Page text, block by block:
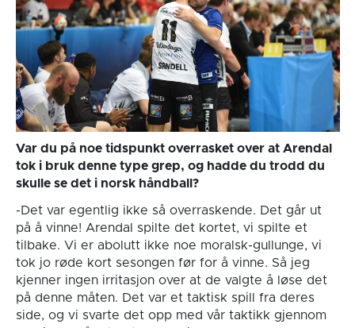
Var du på noe tidspunkt overrasket over at Arendal
tok i bruk denne type grep, og hadde du trodd du
skulle se det i norsk håndball?
-Det var egentlig ikke så overraskende. Det går ut
på å vinne! Arendal spilte det kortet, vi spilte et
tilbake. Vi er abolutt ikke noe moralsk-gullunge, vi
tok jo røde kort sesongen før for å vinne. Så jeg
kjenner ingen irritasjon over at de valgte å løse det
på denne måten. Det var et taktisk spill fra deres
side, og vi svarte det opp med vår taktikk gjennom